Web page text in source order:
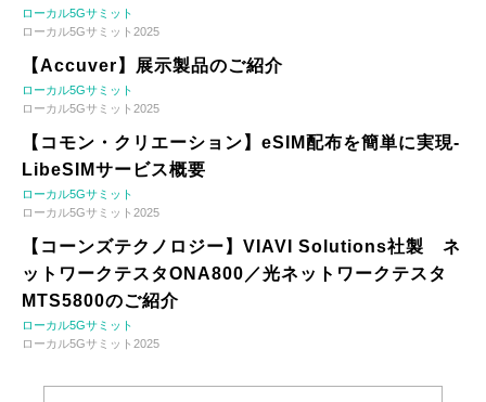
ローカル5Gサミット
ローカル5Gサミット2025
【Accuver】展示製品のご紹介
ローカル5Gサミット
ローカル5Gサミット2025
【コモン・クリエーション】eSIM配布を簡単に実現-
LibeSIMサービス概要
ローカル5Gサミット
ローカル5Gサミット2025
【コーンズテクノロジー】VIAVI Solutions社製 ネ
ットワークテスタONA800／光ネットワークテスタ
MTS5800のご紹介
ローカル5Gサミット
ローカル5Gサミット2025